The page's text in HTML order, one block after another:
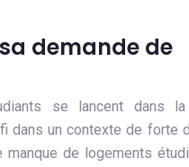
demande de
se lancent dans
dans un contexte de forte
de logements